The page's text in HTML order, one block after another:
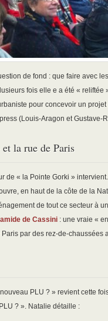
de fond : que faire avec
fois elle e a été «
pour concevoir un
(Louis-Aragon et Gustave-
la rue de Paris
de « la Pointe Gorki »
en haut de la côte de la
de tout ce secteur à
de Cassini : une vraie «
par des rez-de-chaussées
PLU ? » revient cette
? ». Natalie détaille :